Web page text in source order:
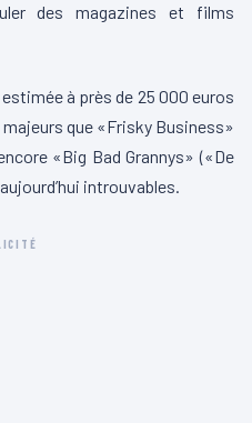
des magazines et films
à près de 25 000 euros
que «Frisky Business»
«Big Bad Grannys» («De
introuvables.